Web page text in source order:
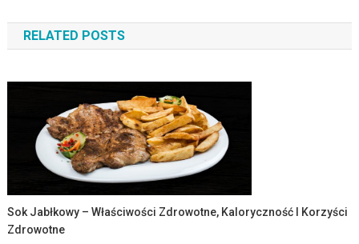
wpisu
RELATED POSTS
Sok Jabłkowy – Właściwości Zdrowotne, Kaloryczność I Korzyści
Zdrowotne